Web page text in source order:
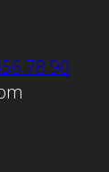
78 90